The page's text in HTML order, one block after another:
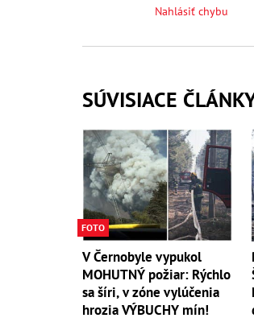
Nahlásiť chybu
SÚVISIACE
FOTO
V Černobyle vypukol
MOHUTNÝ požiar: Rýchlo
sa šíri, v zóne vylúčenia
hrozia VÝBUCHY mín!